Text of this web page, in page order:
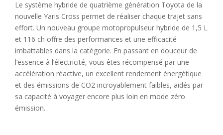
Le système hybride de quatrième génération Toyota de la
nouvelle Yaris Cross permet de réaliser chaque trajet sans
effort. Un nouveau groupe motopropulseur hybride de 1,5 L
et 116 ch offre des performances et une efficacité
imbattables dans la catégorie. En passant en douceur de
l’essence à l’électricité, vous êtes récompensé par une
accélération réactive, un excellent rendement énergétique
et des émissions de CO2 incroyablement faibles, aidés par
sa capacité à voyager encore plus loin en mode zéro
émission.